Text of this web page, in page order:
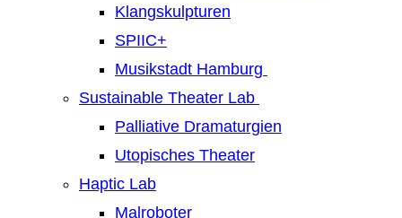
Klangskulpturen
SPIIC+
Musikstadt Hamburg
Sustainable Theater Lab
Palliative Dramaturgien
Utopisches Theater
Haptic Lab
Malroboter